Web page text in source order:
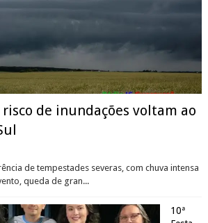
de inundações voltam ao
de tempestades severas, com chuva intensa
queda de gran...
10ª